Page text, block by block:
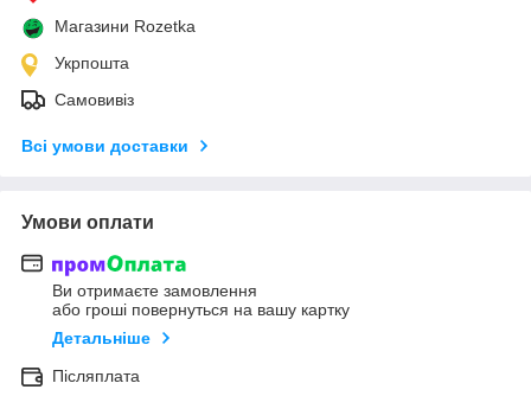
Магазини Rozetka
Укрпошта
Самовивіз
Всі умови доставки
Умови оплати
Ви отримаєте замовлення
або гроші повернуться на вашу картку
Детальніше
Післяплата